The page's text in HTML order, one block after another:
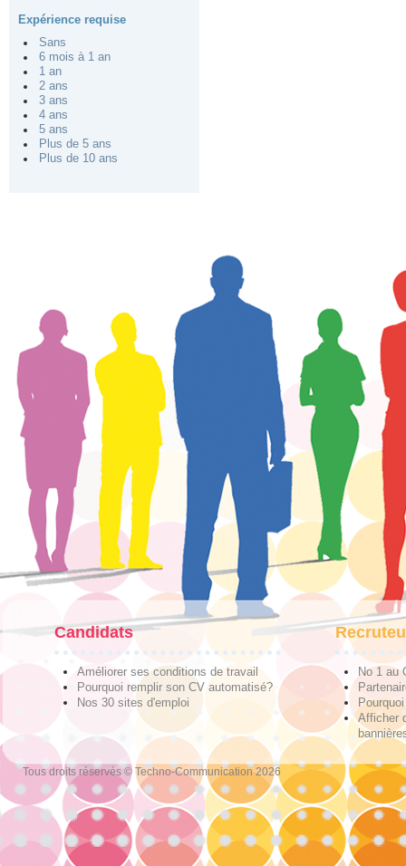
Expérience requise
Sans
6 mois à 1 an
1 an
2 ans
3 ans
4 ans
5 ans
Plus de 5 ans
Plus de 10 ans
Candidats
Améliorer ses conditions de travail
Pourquoi remplir son CV automatisé?
Nos 30 sites d'emploi
No 1 au
Afficher
Tous droits réservés © Techno-Communication 2026